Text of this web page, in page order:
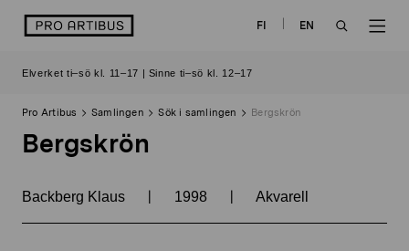
logo FI
EN
Elverket ti–sö kl. 11–17 | Sinne ti–sö kl. 12–17
Pro Artibus Samlingen Sök i samlingen Bergskrön
Bergskrön
Backberg Klaus | 1998 | Akvarell